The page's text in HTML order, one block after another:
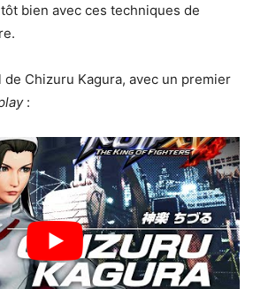
bien avec ces techniques de
Chizuru Kagura, avec un premier
: